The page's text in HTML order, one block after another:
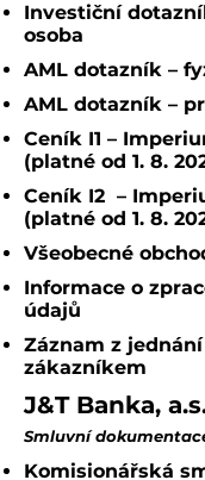
Investiční
osoba
AML dotazník –
AML dotazník –
Ceník I1 –
(platné od 1. 8.
Ceník I2 –
(platné od 1. 8.
Všeobecné
Informace o
údajů
Záznam z
zákazníkem
J&T Banka,
Smluvní
Komisionářská